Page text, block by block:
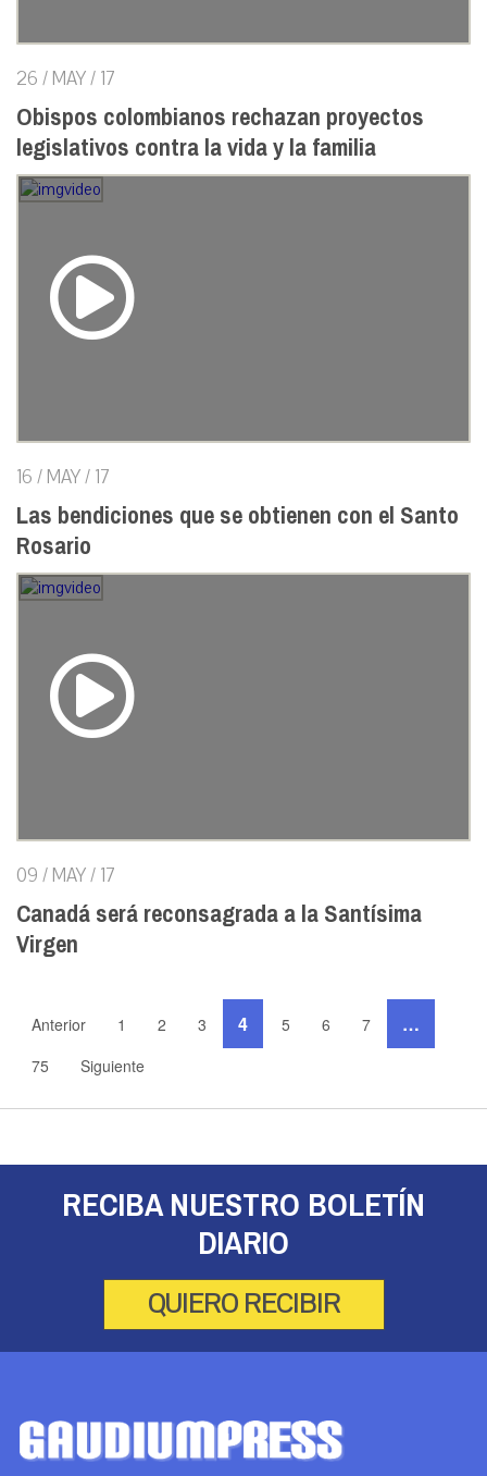
26 / MAY / 17
Obispos colombianos rechazan proyectos
legislativos contra la vida y la familia
16 / MAY / 17
Las bendiciones que se obtienen con el Santo
Rosario
09 / MAY / 17
Canadá será reconsagrada a la Santísima
Virgen
Anterior 1 2 3 4 5 6 7 …
75 Siguiente
RECIBA NUESTRO BOLETÍN
DIARIO
QUIERO RECIBIR